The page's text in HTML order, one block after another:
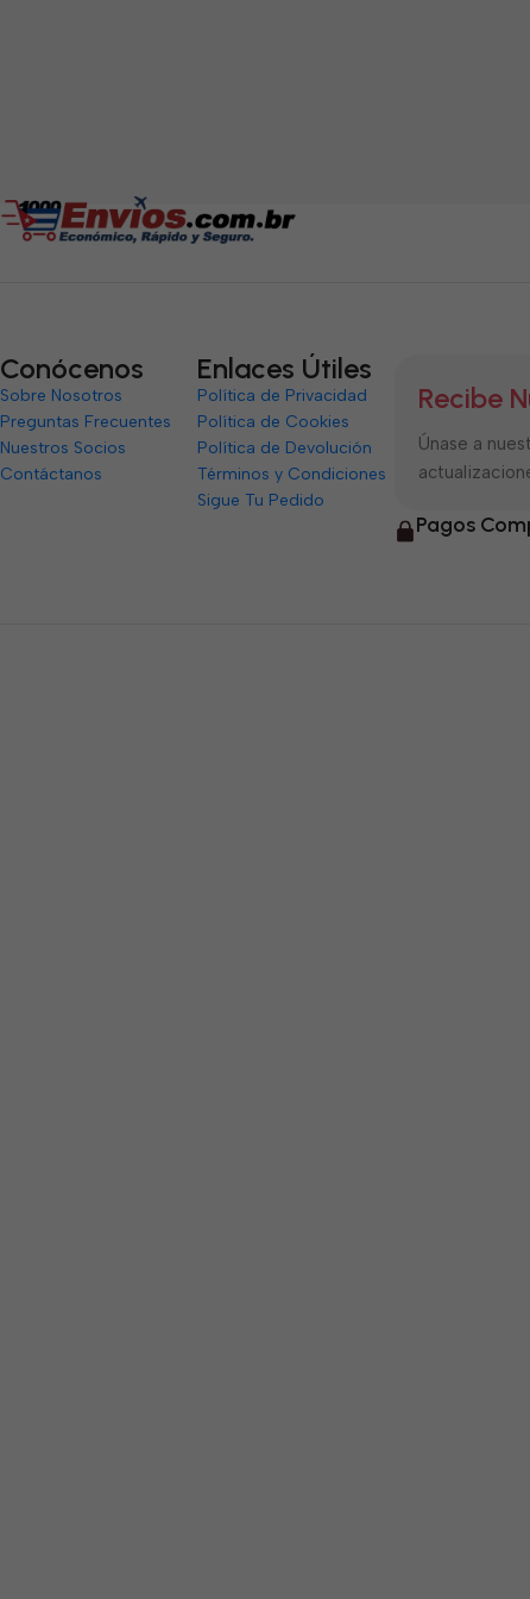
Conócenos
Sobre Nosotros
Preguntas Frecuentes
Nuestros Socios
Contáctanos
Enlaces Útiles
Política de Privacidad
Política de Cookies
Política de Devolución
Términos y Condiciones
Sigue Tu Pedido
Recibe
Únase a
Pagos